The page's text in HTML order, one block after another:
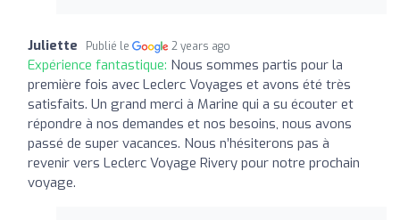
Juliette Publié le 2 years ago
Expérience fantastique: Nous sommes partis pour la
première fois avec Leclerc Voyages et avons été très
satisfaits. Un grand merci à Marine qui a su écouter et
répondre à nos demandes et nos besoins, nous avons
passé de super vacances. Nous n’hésiterons pas à
revenir vers Leclerc Voyage Rivery pour notre prochain
voyage.